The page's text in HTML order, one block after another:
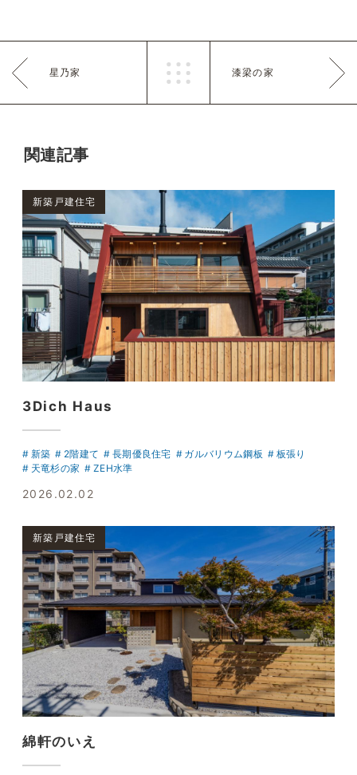
星乃家 漆梁の家
関連記事
新築戸建住宅
3Dich Haus
新築 2階建て 長期優良住宅 ガルバリウム鋼板
板張り
天竜杉の家
ZEH水準
2026.02.02
新築戸建住宅
綿軒のいえ